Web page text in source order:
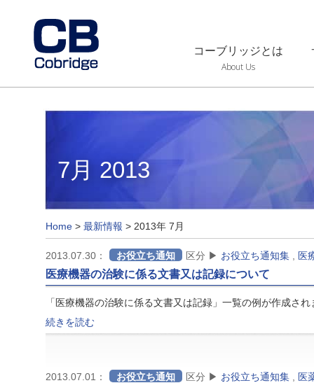
コーブリッジとは
About Us
7月 2013
Home > 最新情報 > 2013年 7月
2013.07.30： お役立ち通知 区分 ▶ お役立ち通知集 医
医療機器の治験に係る文書又は記録について
「医療機器の治験に係る文書又は記録」一覧の例が作成さ
続きを読む
2013.07.01： お役立ち通知 区分 ▶ お役立ち通知集 医